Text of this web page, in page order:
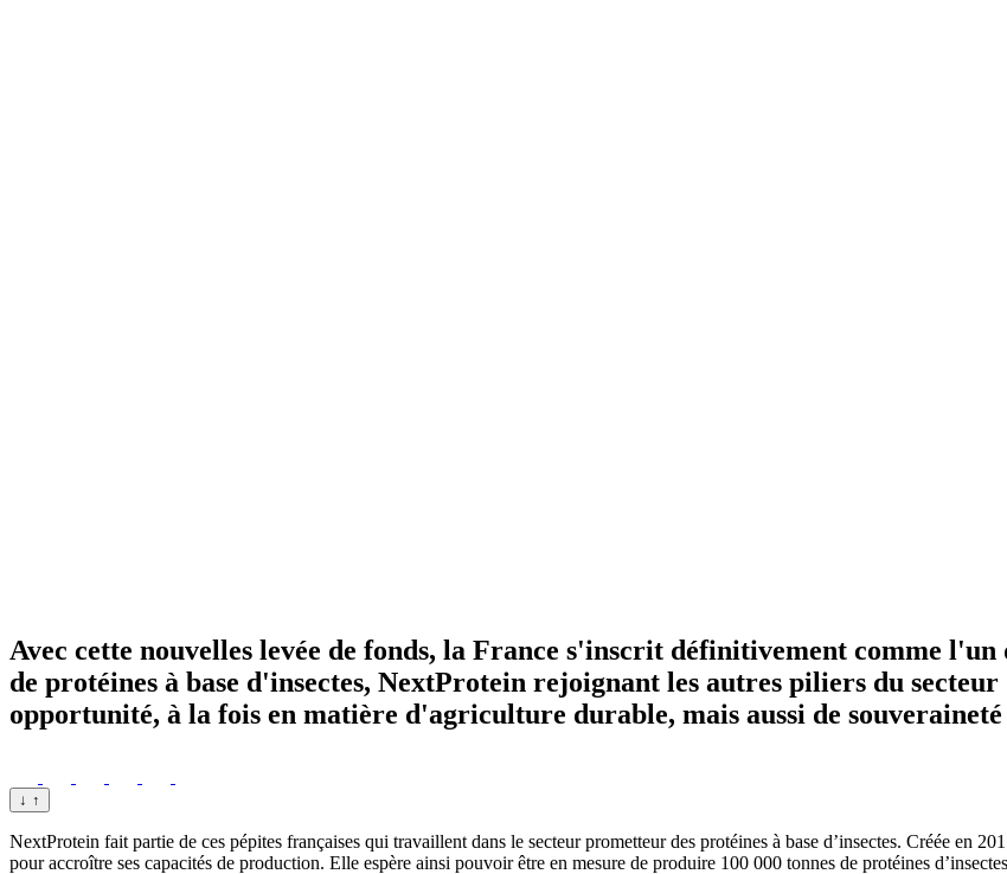
Avec cette nouvelles levée de fonds, la France s'inscrit définitivement comme
de protéines à base d'insectes, NextProtein rejoignant les autres piliers du
opportunité, à la fois en matière d'agriculture durable, mais aussi de
↓ ↑
NextProtein fait partie de ces pépites françaises qui travaillent dans le secteur prometteur des protéines à base d’insectes. Créée en
pour accroître ses capacités de production. Elle espère ainsi pouvoir être en mesure de produire 100 000 tonnes de protéines